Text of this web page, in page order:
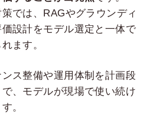
では、RAGやグラウンディ
設計をモデル選定と一体で
ます。
ス整備や運用体制を計画段
、モデルが現場で使い続け
。